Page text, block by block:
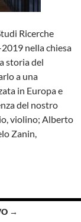
Ricerche
nella chiesa
storia del
a una
in Europa e
del nostro
violino; Alberto
Zanin,
il Quartetto di
→